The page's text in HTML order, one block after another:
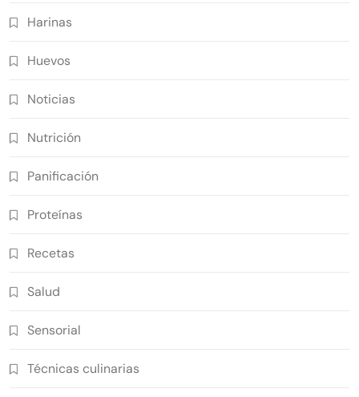
Harinas
Huevos
Noticias
Nutrición
Panificación
Proteínas
Recetas
Salud
Sensorial
Técnicas culinarias